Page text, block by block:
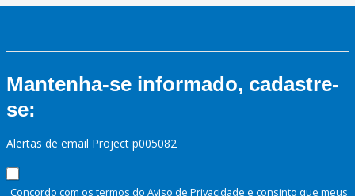
Mantenha-se informado, cadastre-
se:
Alertas de email Project p005082
Concordo com os termos do Aviso de Privacidade e consinto que meus